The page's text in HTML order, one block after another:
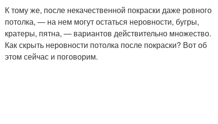
К тому же, после некачественной покраски даже ровного
потолка, — на нем могут остаться неровности, бугры,
кратеры, пятна, — вариантов действительно множество.
Как скрыть неровности потолка после покраски? Вот об
этом сейчас и поговорим.